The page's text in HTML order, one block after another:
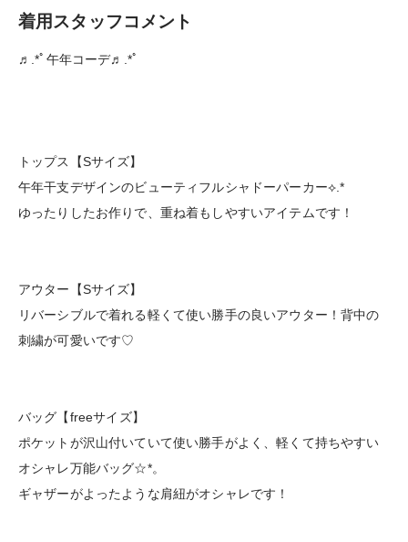
着用スタッフコメント
♬.*ﾟ午年コーデ♬.*ﾟ
トップス【Sサイズ】
午年干支デザインのビューティフルシャドーパーカー⟡.*
ゆったりしたお作りで、重ね着もしやすいアイテムです！
アウター【Sサイズ】
リバーシブルで着れる軽くて使い勝手の良いアウター！背中の
刺繍が可愛いです♡
バッグ【freeサイズ】
ポケットが沢山付いていて使い勝手がよく、軽くて持ちやすい
オシャレ万能バッグ☆*。
ギャザーがよったような肩紐がオシャレです！